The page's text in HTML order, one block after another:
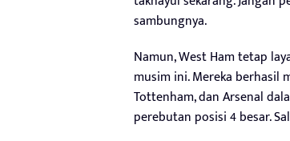
sambungnya.
Namun, West Ham tetap
musim ini. Mereka berhasil
Tottenham, dan Arsenal
perebutan posisi 4 besar.